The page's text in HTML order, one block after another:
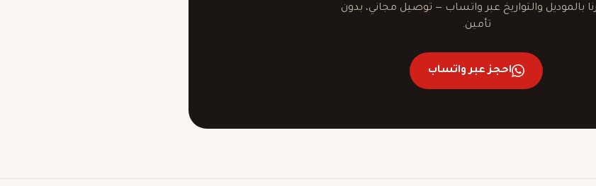
بالموديل والتواريخ عبر واتساب — توصيل مجاني، بدون
تأمين.
احجز عبر واتساب